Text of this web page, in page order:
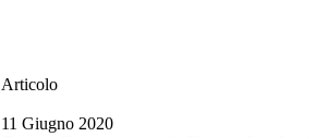
Articolo
11 Giugno 2020